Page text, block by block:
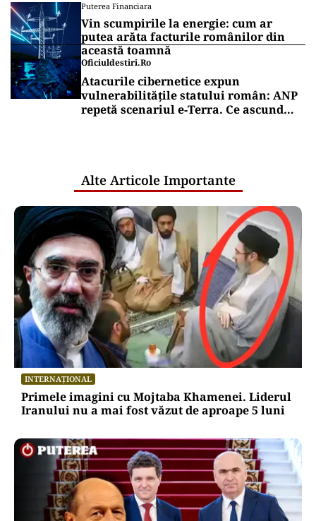
Puterea Financiara
Vin scumpirile la energie: cum ar
putea arăta facturile românilor din
această toamnă
Oficiuldestiri.ro
Atacurile cibernetice expun
vulnerabilitățile statului român: ANP
repetă scenariul e‑Terra. Ce ascund
Alte Articole Importante
INTERNAȚIONAL
Primele imagini cu Mojtaba Khamenei. Liderul
Iranului nu a mai fost văzut de aproape 5 luni